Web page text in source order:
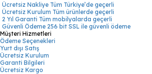
Ücretsiz Nakliye Tüm Türkiye’de geçerli
Ücretsiz Kurulum Tüm ürünlerde geçerli
2 Yıl Garanti Tüm mobilyalarda geçerli
Güvenli Ödeme 256 bit SSL ile güvenli ödeme
Müşteri Hizmetleri
Ödeme Seçenekleri
Yurt dışı Satış
Ücretsiz Kurulum
Garanti Bilgileri
Ücretsiz Kargo